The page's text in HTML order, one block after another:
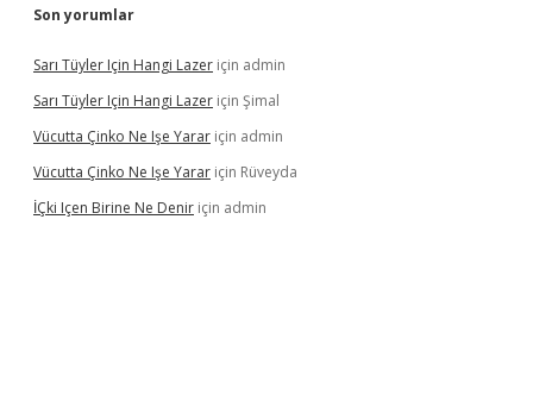
Son yorumlar
Sarı Tüyler Için Hangi Lazer için admin
Sarı Tüyler Için Hangi Lazer için Şimal
Vücutta Çinko Ne Işe Yarar için admin
Vücutta Çinko Ne Işe Yarar için Rüveyda
İÇki Içen Birine Ne Denir için admin